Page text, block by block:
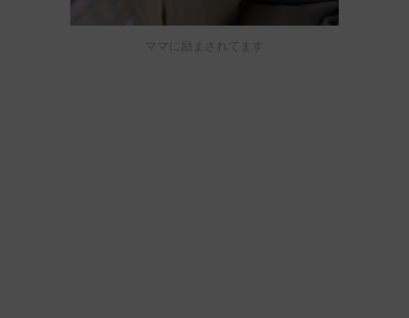
ママに励まされてます